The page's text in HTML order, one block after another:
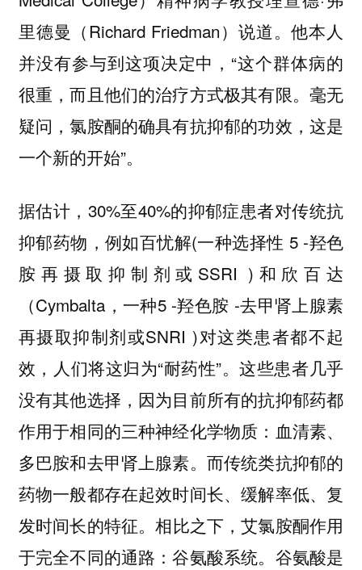
里德曼（Richard Friedman）说道。他本人
并没有参与到这项决定中，“这个群体病的
很重，而且他们的治疗方式极其有限。毫无
疑问，氯胺酮的确具有抗抑郁的功效，这是
一个新的开始”。
据估计，30%至40%的抑郁症患者对传统抗
抑郁药物，例如百忧解(一种选择性 5 -羟色
胺再摄取抑制剂或SSRI )和欣百达
（Cymbalta，一种5 -羟色胺 -去甲肾上腺素
再摄取抑制剂或SNRI )对这类患者都不起
效，人们将这归为“耐药性”。这些患者几乎
没有其他选择，因为目前所有的抗抑郁药都
作用于相同的三种神经化学物质：血清素、
多巴胺和去甲肾上腺素。而传统类抗抑郁的
药物一般都存在起效时间长、缓解率低、复
发时间长的特征。相比之下，艾氯胺酮作用
于完全不同的通路：谷氨酸系统。谷氨酸是